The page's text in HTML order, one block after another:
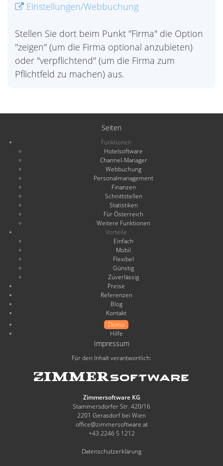
Einstellungen/Webbuchung
Stellen Sie dort beim Punkt "Firma" die Option
"zeigen" (um die Firma optional anzubieten)
oder "verpflichtend" (um die Firma zum
Pflichtfeld zu machen) aus.
Seiten
Funktionen
Hotelsoftware
Channel-Manager
Webbuchung
Personalmanagement
Finanzen
Schnittstellen
Statistiken
Für Österreich
Weitere Funktionen
Vorteile
Einfach
Mobil
Flexibel
Günstig
Zuverlässig
Preise
Referenzen
Blog
Kontakt
Demo
Hilfe
Impressum
Für den Inhalt verantwortlich:
Zimmersoftware KG
Stammersdorfer Str. 420/16
2201 Gerasdorf bei Wien
office@zimmersoftware.at
+43 2246 5 1212
Datenschutzerklärung